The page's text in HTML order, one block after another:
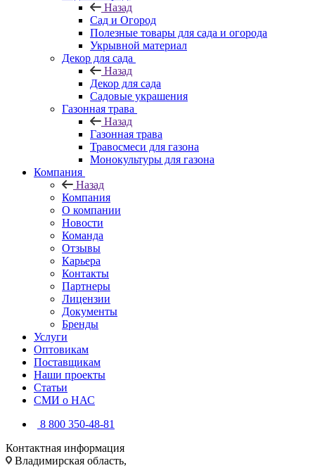
Назад
Сад и Огород
Полезные товары для сада и огорода
Укрывной материал
Декор для сада
Назад
Декор для сада
Садовые украшения
Газонная трава
Назад
Газонная трава
Травосмеси для газона
Монокультуры для газона
Компания
Назад
Компания
О компании
Новости
Команда
Отзывы
Карьера
Контакты
Партнеры
Лицензии
Документы
Бренды
Услуги
Оптовикам
Поставщикам
Наши проекты
Статьи
СМИ о НАС
8 800 350-48-81
Контактная информация
Владимирская область,